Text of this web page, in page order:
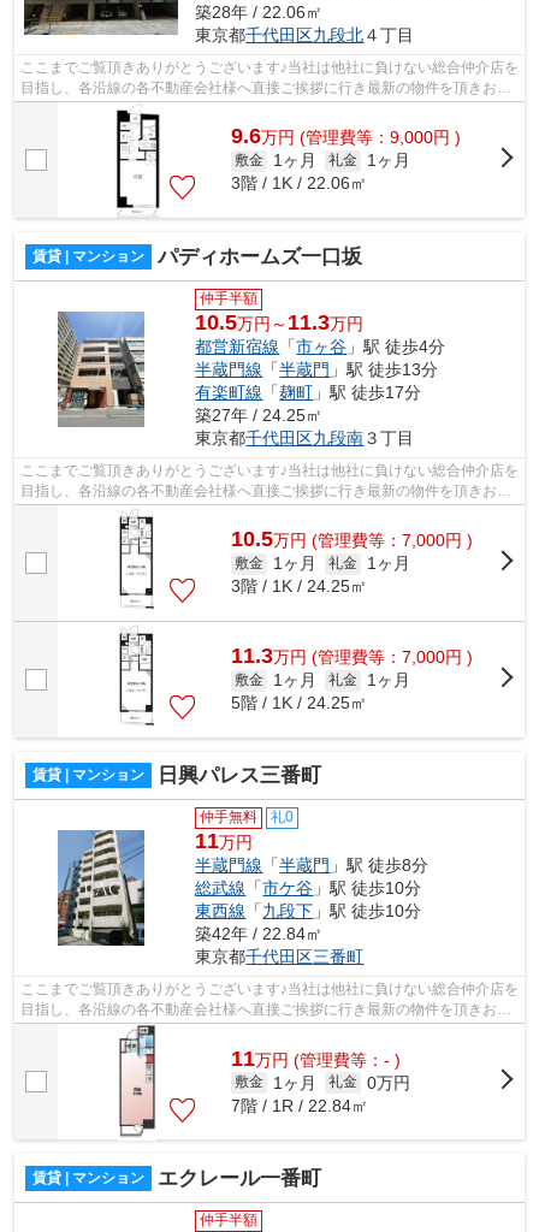
築28年 / 22.06㎡
東京都千代田区九段北４丁目
ここまでご覧頂きありがとうございます♪当社は他社に負けない総合仲介店を
目指し、各沿線の各不動産会社様へ直接ご挨拶に行き最新の物件を頂きお客
様へ提供しております！最新の情報は...
9.6万円 (管理費等：9,000円 )
敷金 1ヶ月 礼金
1ヶ月
3階 / 1K / 22.06㎡
賃貸 | マンション パディホームズ一口坂
仲手半額
10.5万円～ 11.3万円
都営新宿線 「市ヶ谷 」駅 徒歩4分
半蔵門線 「半蔵門 」駅 徒歩13分
有楽町線 「麹町 」駅 徒歩17分
築27年 / 24.25㎡
東京都千代田区九段南３丁目
ここまでご覧頂きありがとうございます♪当社は他社に負けない総合仲介店を
目指し、各沿線の各不動産会社様へ直接ご挨拶に行き最新の物件を頂きお客
様へ提供しております！最新の情報は...
10.5万円 (管理費等：7,000円 )
敷金 1ヶ月 礼金
1ヶ月
3階 / 1K / 24.25㎡
11.3万円 (管理費等：7,000円 )
敷金 1ヶ月 礼金
1ヶ月
5階 / 1K / 24.25㎡
賃貸 | マンション 日興パレス三番町
仲手無料 礼0
11万円
半蔵門線 「半蔵門 」駅 徒歩8分
総武線 「市ケ谷 」駅 徒歩10分
東西線 「九段下 」駅 徒歩10分
築42年 / 22.84㎡
東京都千代田区三番町
ここまでご覧頂きありがとうございます♪当社は他社に負けない総合仲介店を
目指し、各沿線の各不動産会社様へ直接ご挨拶に行き最新の物件を頂きお客
様へ提供しております！最新の情報は...
11万円 (管理費等：- )
敷金 1ヶ月 礼金 0万円
7階 / 1R / 22.84㎡
賃貸 | マンション エクレール一番町
仲手半額